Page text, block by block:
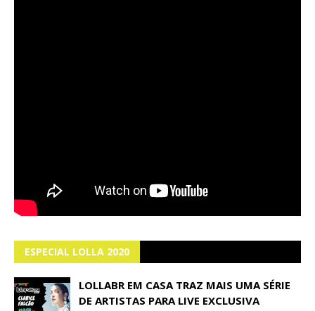
ESPECIAL LOLLA 2020
LOLLABR EM CASA TRAZ MAIS UMA SÉRIE
DE ARTISTAS PARA LIVE EXCLUSIVA